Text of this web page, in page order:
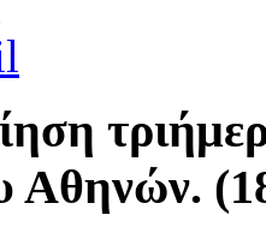
Αθηνών.